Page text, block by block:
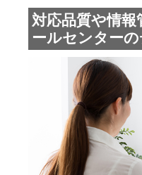
対応品質や情報
ールセンター